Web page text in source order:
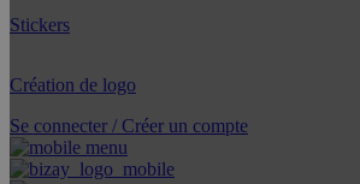
Stickers
Création de logo
Se connecter / Créer un compte